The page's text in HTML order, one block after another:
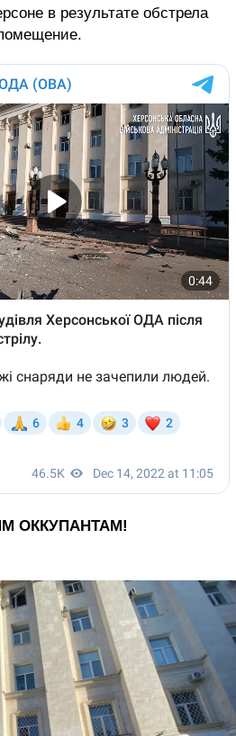
в результате обстрела
ОККУПАНТАМ!